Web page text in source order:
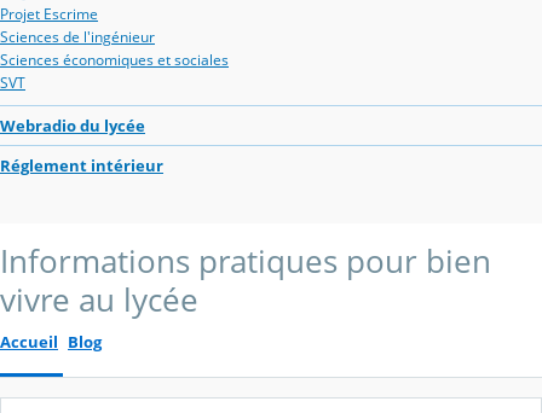
Projet Escrime
Sciences de l'ingénieur
Sciences économiques et sociales
SVT
Webradio du lycée
Réglement intérieur
Informations pratiques pour bien
vivre au lycée
Accueil Blog